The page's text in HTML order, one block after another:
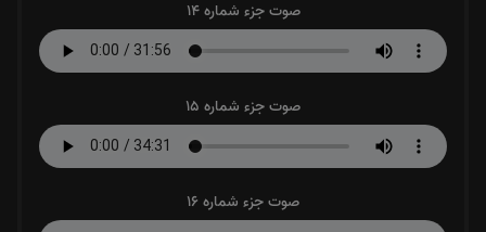
صوت جزء شماره 14
صوت جزء شماره 15
صوت جزء شماره 16